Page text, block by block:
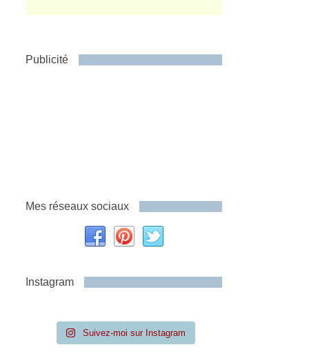
Publicité
Mes réseaux sociaux
Instagram
Suivez-moi sur Instagram